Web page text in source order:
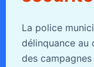
La police
délinquance au
des